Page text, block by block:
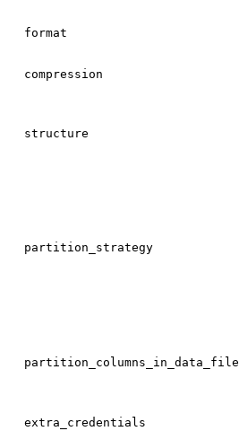
format
compression
structure
partition_strategy
partition_columns_in_data_file
extra_credentials